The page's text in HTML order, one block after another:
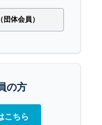
体会員）
の方
こちら